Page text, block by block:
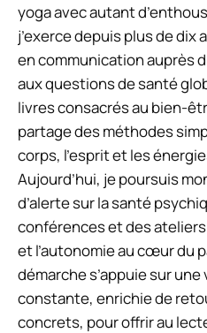
yoga avec autant
j’exerce depuis plus de
en communication auprès
aux questions de santé
livres consacrés au bien-
partage des méthodes
corps, l’esprit et les
Aujourd’hui, je poursuis
d’alerte sur la santé
conférences et des
et l’autonomie au cœur du
démarche s’appuie sur
constante, enrichie de
concrets, pour offrir au